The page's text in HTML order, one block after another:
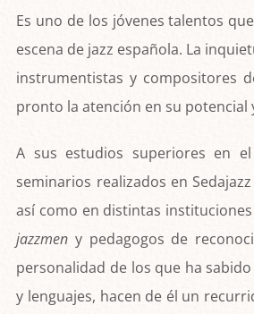
Es uno de los jóvenes talentos
escena de jazz española. La
instrumentistas y compositores
pronto la atención en su
A sus estudios superiores en
seminarios realizados en
así como en distintas
jazzmen y pedagogos de
personalidad de los que ha
y lenguajes, hacen de él un